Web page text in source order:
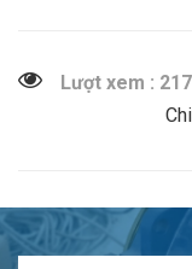
Lượt xem :